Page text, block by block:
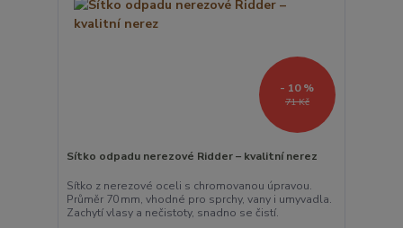
71 Kč
- 10 %
Sítko odpadu nerezové Ridder – kvalitní nerez
Sítko z nerezové oceli s chromovanou úpravou.
Průměr 70 mm, vhodné pro sprchy, vany i umyvadla.
Zachytí vlasy a nečistoty, snadno se čistí.